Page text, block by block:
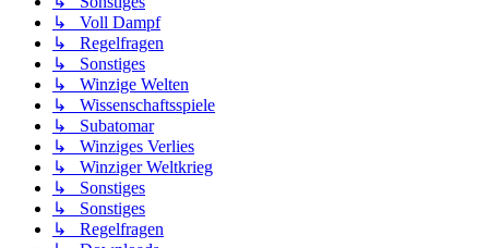
↳ Voll Dampf
↳ Regelfragen
↳ Sonstiges
↳ Winzige Welten
↳ Wissenschaftsspiele
↳ Subatomar
↳ Winziges Verlies
↳ Winziger Weltkrieg
↳ Sonstiges
↳ Sonstiges
↳ Regelfragen